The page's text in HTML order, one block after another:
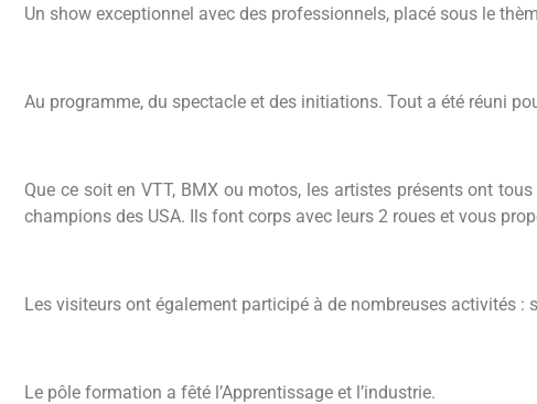
Un show exceptionnel avec des professionnels, placé sous le
Au programme, du spectacle et des initiations. Tout a été réuni
Que ce soit en VTT, BMX ou motos, les artistes présents ont
champions des USA. Ils font corps avec leurs 2 roues et vous
Les visiteurs ont également participé à de nombreuses activités
Le pôle formation a fêté l’Apprentissage et l’industrie.